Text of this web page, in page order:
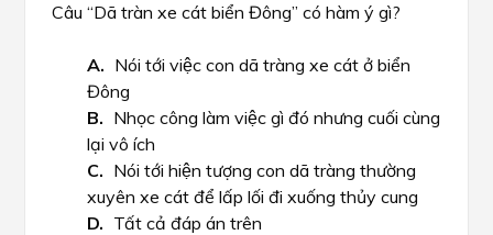
Câu “Dã tràn xe cát biển Đông” có hàm ý gì?
Nói tới việc con dã tràng xe cát ở biển
Đông
Nhọc công làm việc gì đó nhưng cuối cùng
lại vô ích
Nói tới hiện tượng con dã tràng thường
xuyên xe cát để lấp lối đi xuống thủy cung
Tất cả đáp án trên